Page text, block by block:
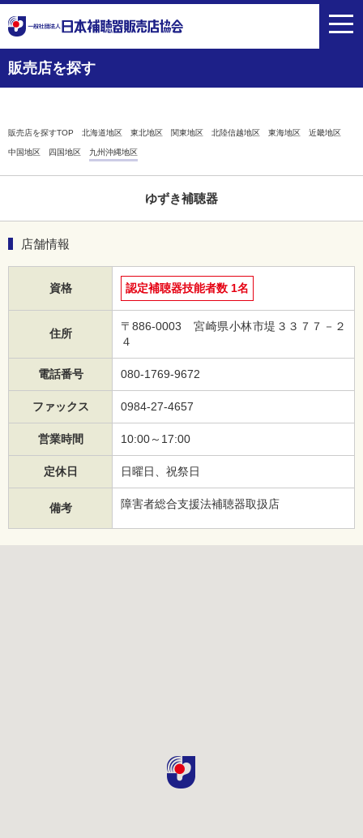
toggle
販売店を探す
販売店を探すTOP 北海道地区 東北地区 関東地区 北陸信越地区 東海地区 近畿地区
中国地区 四国地区 九州沖縄地区
ゆずき補聴器
店舗情報
資格 認定補聴器技能者数 1名
住所
〒886-0003 宮崎県小林市堤３３７７－２
４
電話番号 080-1769-9672
ファックス 0984-27-4657
営業時間 10:00～17:00
定休日 日曜日、祝祭日
備考 障害者総合支援法補聴器取扱店